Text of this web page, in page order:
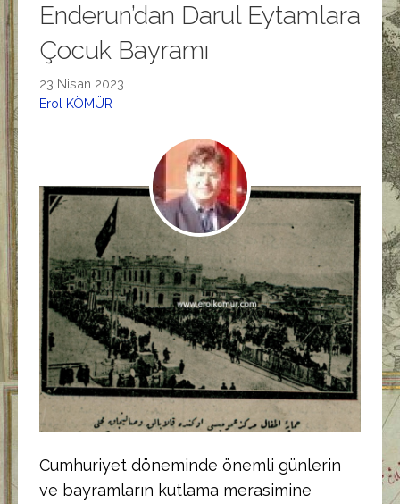
Enderun’dan Darul Eytamlara
Çocuk Bayramı
23 Nisan 2023
Erol KÖMÜR
Cumhuriyet döneminde önemli günlerin
ve bayramların kutlama merasimine